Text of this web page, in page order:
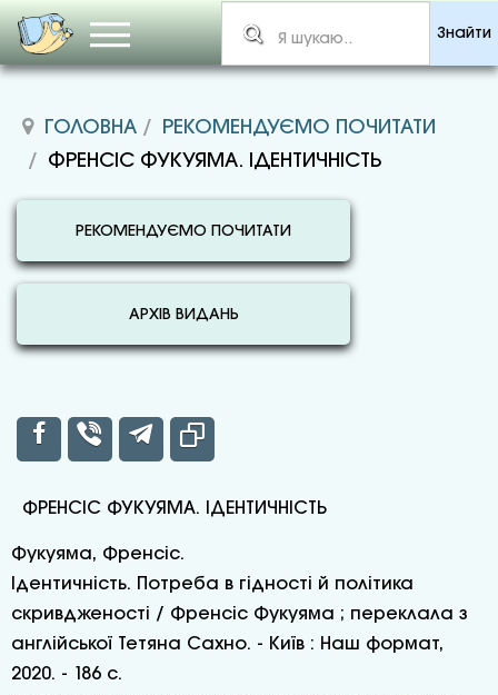
Знайти
ГОЛОВНА
РЕКОМЕНДУЄМО ПОЧИТАТИ
ФРЕНСІС ФУКУЯМА. ІДЕНТИЧНІСТЬ
РЕКОМЕНДУЄМО ПОЧИТАТИ
АРХІВ ВИДАНЬ
ФРЕНСІС ФУКУЯМА. ІДЕНТИЧНІСТЬ
Фукуяма, Френсіс.
Ідентичність. Потреба в гідності й політика
скривдженості / Френсіс Фукуяма ; переклала з
англійської Тетяна Сахно. - Київ : Наш формат,
2020. - 186 с.